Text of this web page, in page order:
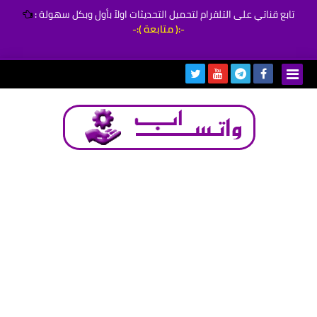
تابع قناتي على التلقرام لتحميل التحديثات اولاً بأول وبكل سهولة:
-:( متابعة ):-